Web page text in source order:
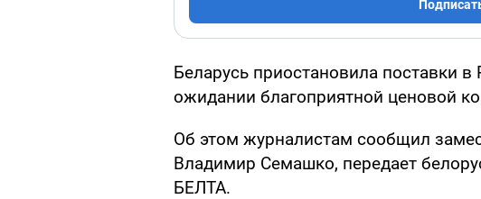
Беларусь приостановила поставки
ожидании благоприятной ценовой
Об этом журналистам сообщил
Владимир Семашко, передает
БЕЛТА.